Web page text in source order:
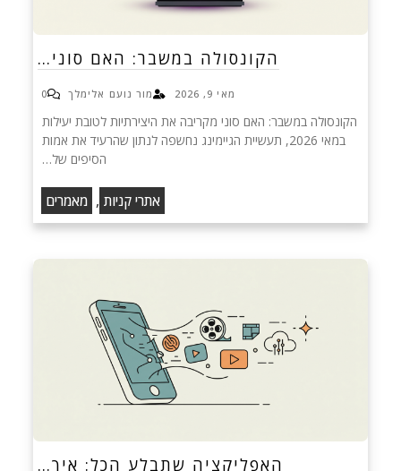
הקונסולה במשבר: האם סוני…
מאי 9, 2026 מור נועם אלימלך 0
הקונסולה במשבר: האם סוני מקריבה את היצירתיות לטובת יעילות
במאי 2026, תעשיית הגיימינג נחשפה לנתון שהרעיד את אמות
הסיפים של…
אתרי קניות , מאמרים
האפליקציה שתבלע הכל: איך…